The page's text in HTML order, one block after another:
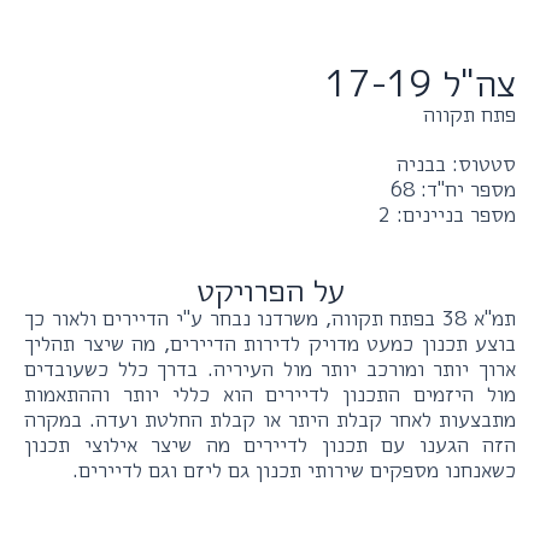
צה"ל 17-19
פתח תקווה
סטטוס: בבניה
מספר יח"ד: 68
מספר בניינים: 2
על הפרויקט
תמ"א 38 בפתח תקווה, משרדנו נבחר ע"י הדיירים ולאור כך
בוצע תכנון כמעט מדויק לדירות הדיירים, מה שיצר תהליך
ארוך יותר ומורכב יותר מול העיריה. בדרך כלל כשעובדים
מול היזמים התכנון לדיירים הוא כללי יותר וההתאמות
מתבצעות לאחר קבלת היתר או קבלת החלטת ועדה. במקרה
הזה הגענו עם תכנון לדיירים מה שיצר אילוצי תכנון
כשאנחנו מספקים שירותי תכנון גם ליזם וגם לדיירים.